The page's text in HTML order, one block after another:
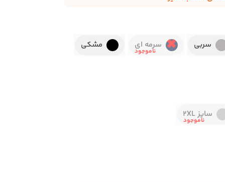
سربی سرمه ای
مشکی
سایز 2XL